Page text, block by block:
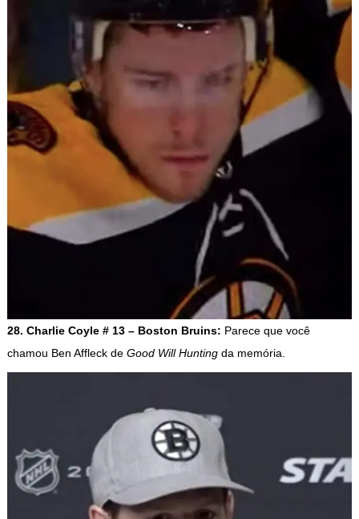
28. Charlie Coyle # 13 – Boston Bruins: Parece que você
chamou Ben Affleck de Good Will Huntingda memória.